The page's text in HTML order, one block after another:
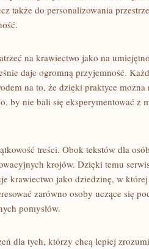
także do personalizowania
na krawiectwo jako na
daje ogromną przyjemność.
na to, że dzięki praktyce
by nie bali się eksperymentować z
treści. Obok tekstów dla
krojów. Dzięki temu
krawiectwo jako dziedzinę, w której
zarówno osoby uczące się
pomysłów.
dla tych, którzy chcą lepiej